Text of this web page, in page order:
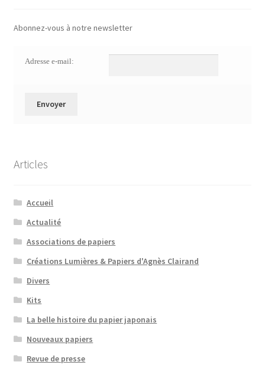
Abonnez-vous à notre newsletter
Adresse e-mail:
Articles
Accueil
Actualité
Associations de papiers
Créations Lumières & Papiers d'Agnès Clairand
Divers
Kits
La belle histoire du papier japonais
Nouveaux papiers
Revue de presse